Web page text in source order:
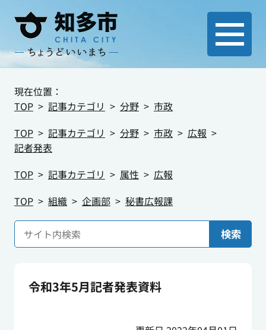
現在位置：
TOP
記事カテゴリ 分野
市政
TOP
記事カテゴリ 分野 市政
広報
記者発表
TOP
記事カテゴリ 属性
広報
TOP
組織 企画部 秘書広報課
検索
令和3年5月記者発表資料